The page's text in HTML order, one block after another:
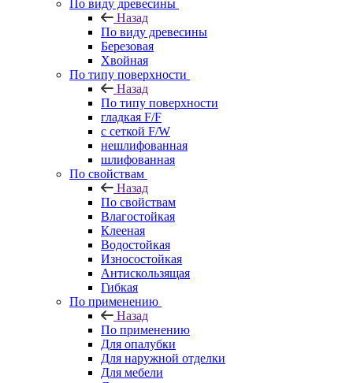
По виду древесины
Назад
По виду древесины
Березовая
Хвойная
По типу поверхности
Назад
По типу поверхности
гладкая F/F
с сеткой F/W
нешлифованная
шлифованная
По свойствам
Назад
По свойствам
Влагостойкая
Клееная
Водостойкая
Износостойкая
Антискользящая
Гибкая
По применению
Назад
По применению
Для опалубки
Для наружной отделки
Для мебели